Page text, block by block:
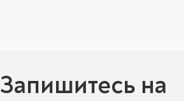
Запишитесь на